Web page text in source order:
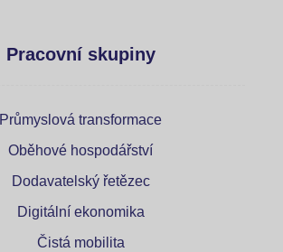
Pracovní skupiny
Průmyslová transformace
Oběhové hospodářství
Dodavatelský řetězec
Digitální ekonomika
Čistá mobilita